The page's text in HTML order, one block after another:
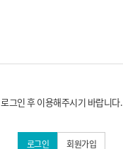
로그인 후 이용해주시기 바랍니다.
로그인 회원가입